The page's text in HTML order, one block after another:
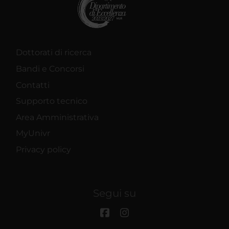
Dottorati di ricerca
Bandi e Concorsi
Contatti
Supporto tecnico
Area Amministrativa
MyUnivr
Privacy policy
Segui su